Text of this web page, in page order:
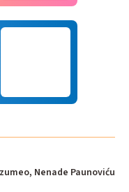
Nenade Paunoviću